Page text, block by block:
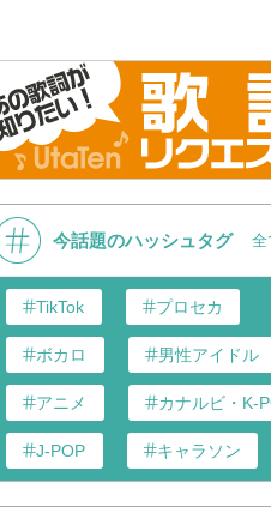
今話題のハッシュタグ 全
TikTok プロセカ
ボカロ 男性アイドル
アニメ カナルビ・K-
J-POP キャラソン